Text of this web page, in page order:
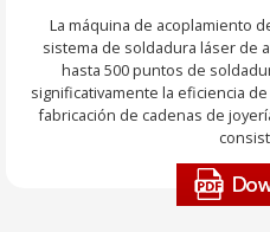
La máquina de acoplamiento
sistema de soldadura láser de
hasta 500 puntos de
significativamente la eficiencia
fabricación de cadenas de